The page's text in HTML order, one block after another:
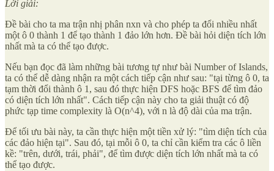
Lời giải:
Đề bài cho ta ma trận nhị phân nxn và cho phép ta đổi nhiều nhất
một ô 0 thành 1 để tạo thành 1 đảo lớn hơn. Đề bài hỏi diện tích lớn
nhất mà ta có thể tạo được.
Nếu bạn đọc đã làm những bài tương tự như bài Number of Islands,
ta có thể dễ dàng nhận ra một cách tiếp cận như sau: "tại từng ô 0, ta
tạm thời đổi thành ô 1, sau đó thực hiện DFS hoặc BFS để tìm đảo
có diện tích lớn nhất". Cách tiếp cận này cho ta giải thuật có độ
phức tạp time complexity là O(n^4), với n là độ dài của ma trận.
Để tối ưu bài này, ta cần thực hiện một tiền xử lý: "tìm diện tích của
các đảo hiện tại". Sau đó, tại mỗi ô 0, ta chỉ cần kiểm tra các ô liền
kề: "trên, dưới, trái, phải", để tìm được diện tích lớn nhất mà ta có
thể tạo được.